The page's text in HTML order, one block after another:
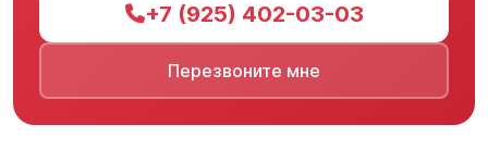
+7 (925) 402-03-03
Перезвоните мне